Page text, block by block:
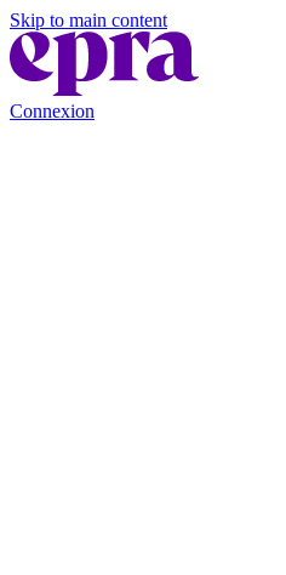
Skip to main content
Connexion